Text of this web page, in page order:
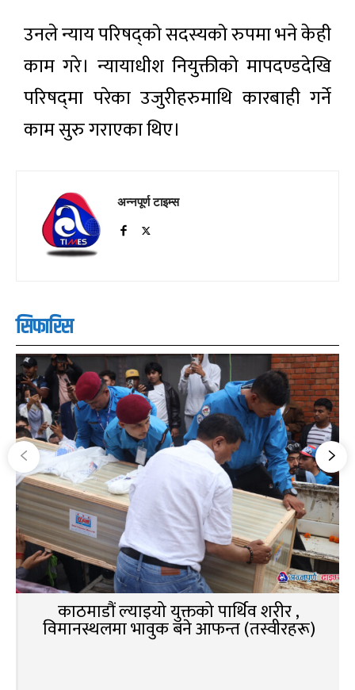
उनले न्याय परिषद्को सदस्यको रुपमा भने केही
काम गरे। न्यायाधीश नियुक्तीको मापदण्डदेखि
परिषद्‌मा परेका उजुरीहरुमाथि कारबाही गर्ने
काम सुरु गराएका थिए।
अन्नपूर्ण टाइम्स
सिफारिस
काठमाडौं ल्याइयो युक्तको पार्थिव शरीर ,
विमानस्थलमा भावुक बने आफन्त (तस्वीरहरू)